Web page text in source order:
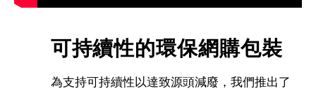
可持續性的環保網購包裝
為支持可持續性以達致源頭減廢，我們推出了